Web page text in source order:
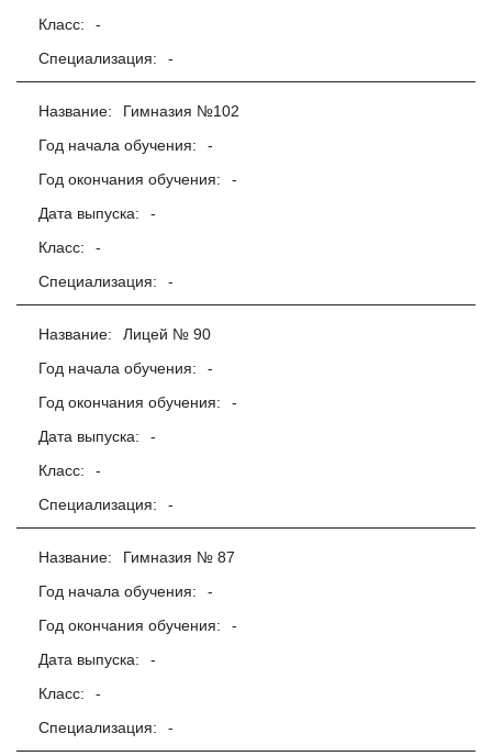
Класс:
-
Специализация:
-
Название:
Гимназия №102
Год начала обучения:
-
Год окончания обучения:
-
Дата выпуска:
-
Класс:
-
Специализация:
-
Название:
Лицей № 90
Год начала обучения:
-
Год окончания обучения:
-
Дата выпуска:
-
Класс:
-
Специализация:
-
Название:
Гимназия № 87
Год начала обучения:
-
Год окончания обучения:
-
Дата выпуска:
-
Класс:
-
Специализация:
-